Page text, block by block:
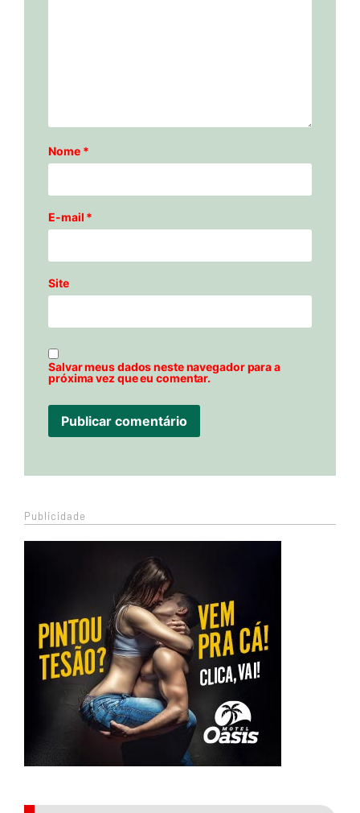
Nome *
E-mail *
Site
Salvar meus dados neste navegador para a
próxima vez que eu comentar.
Publicidade